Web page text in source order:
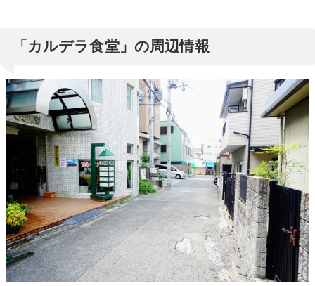
「カルデラ食堂」の周辺情報